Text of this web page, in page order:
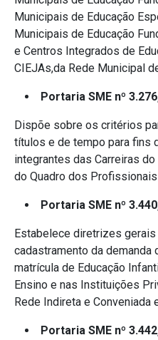
Municipais de Educação
Municipais de Educação
e Centros Integrados de
CIEJAs,da Rede Municipal
Portaria SME nº
Dispõe sobre os critérios
títulos e de tempo para fins
integrantes das Carreiras
do Quadro dos
Portaria SME nº
Estabelece diretrizes gerais
cadastramento da demanda
matrícula de Educação
Ensino e nas Instituições
Rede Indireta e Conveniada
Portaria SME nº